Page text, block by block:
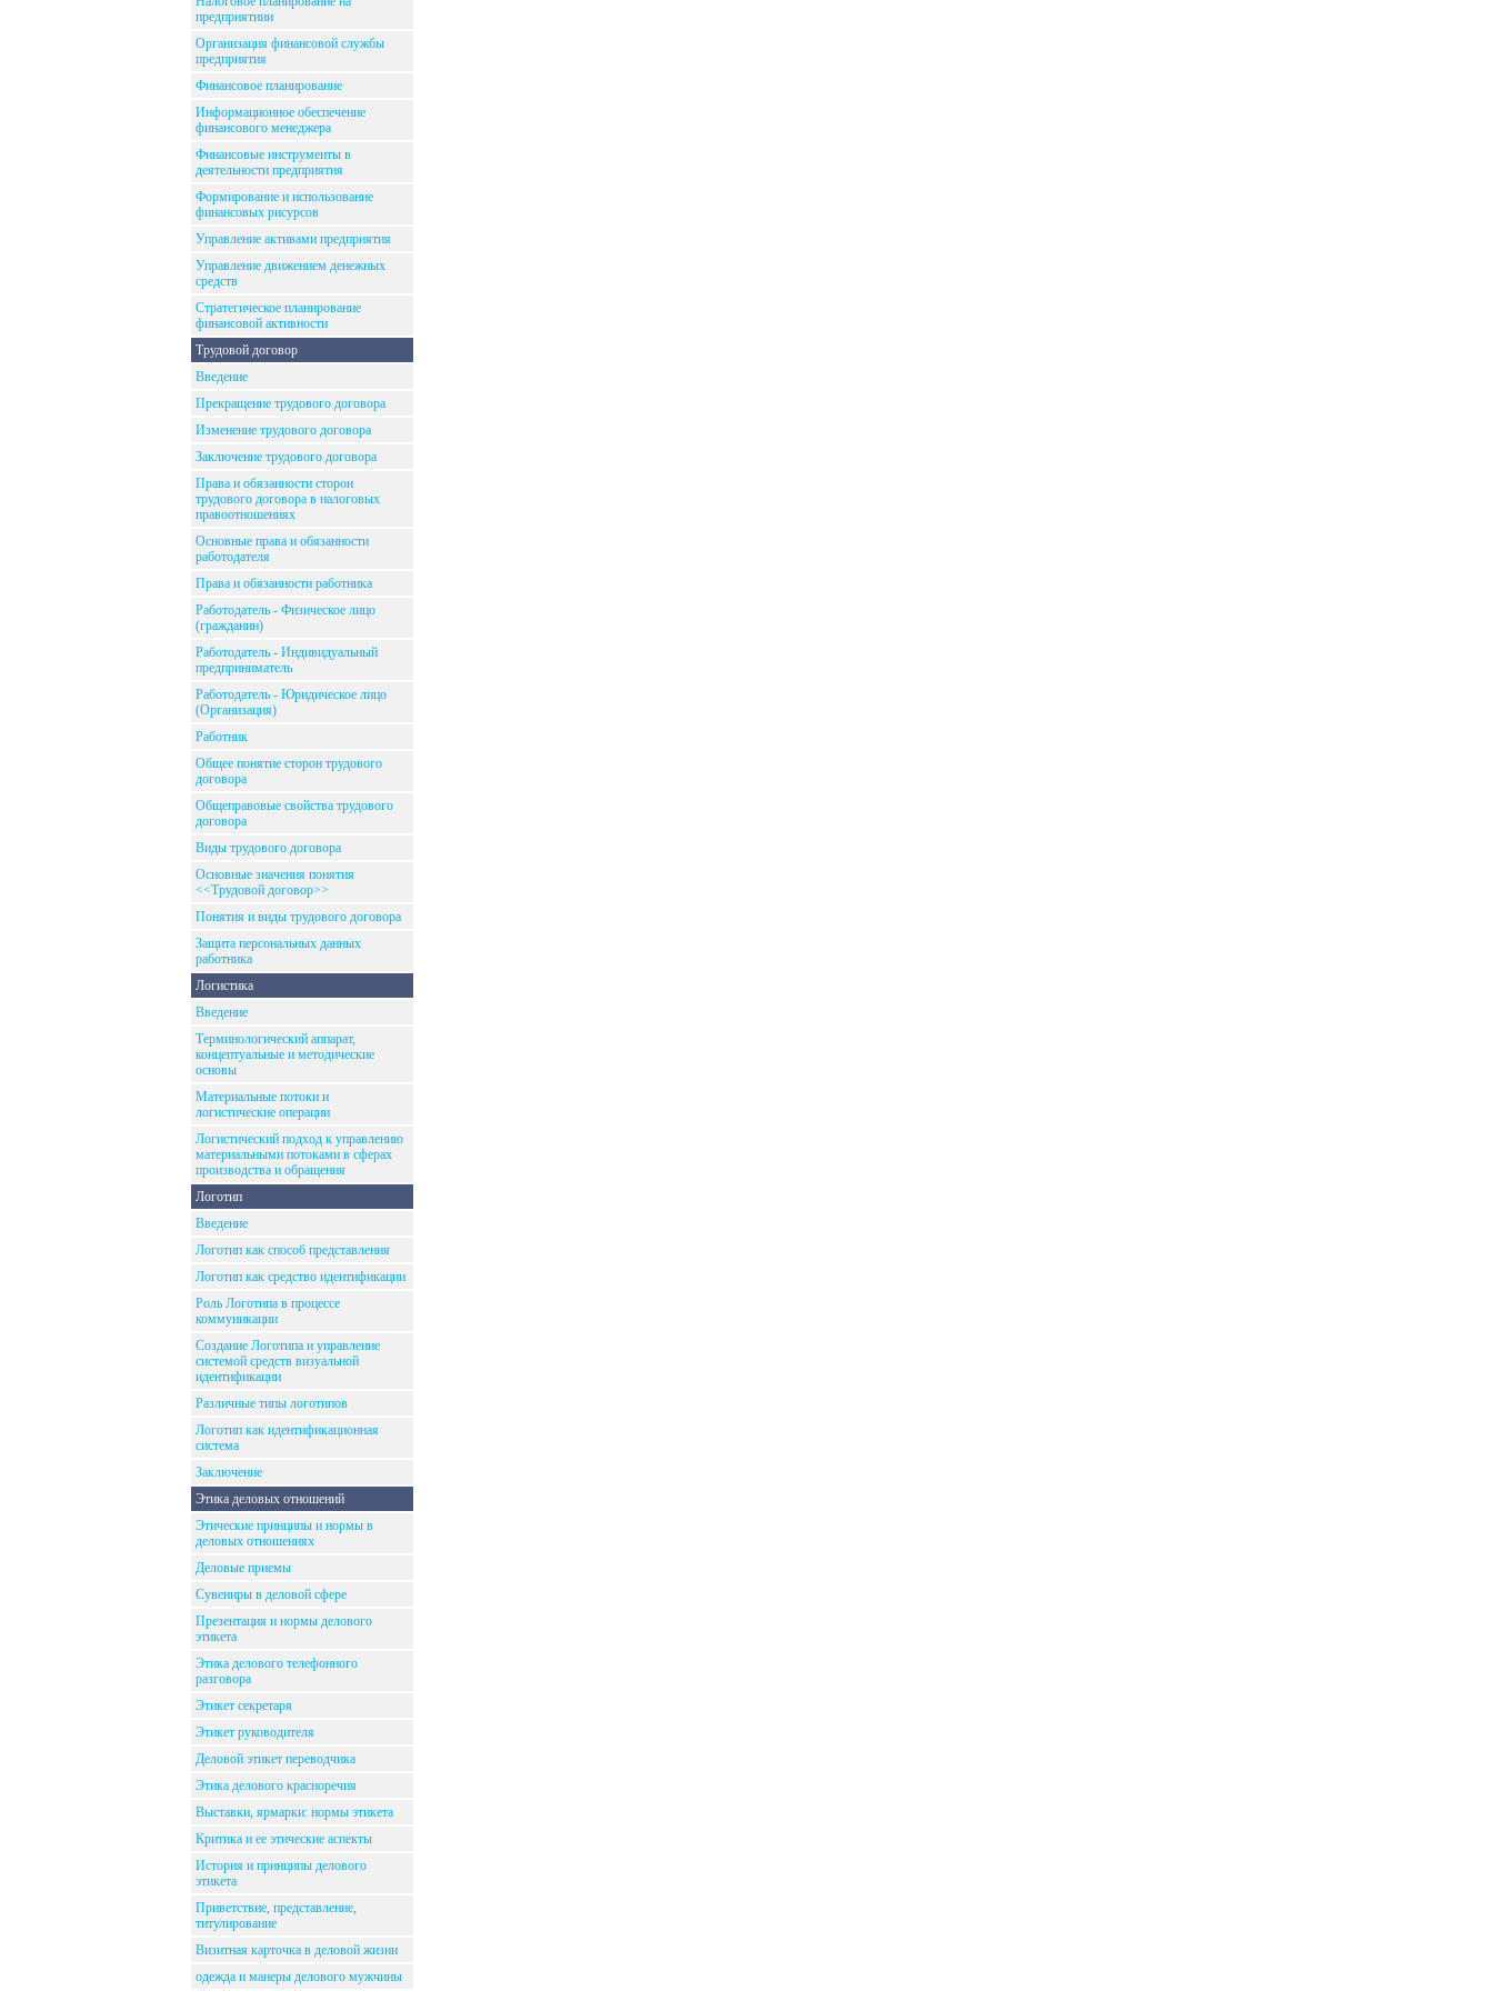
предприятиии
Организация финансовой службы
предприятия
Финансовое планирование
Информационное обеспечение
финансового менеджера
Финансовые инструменты в
деятельности предприятия
Формирование и использование
финансовых рисурсов
Управление активами предприятия
Управление движением денежных
средств
Стратегическое планирование
финансовой активности
Трудовой договор
Введение
Прекращение трудового договора
Изменение трудового договора
Заключение трудового договора
Права и обязанности сторон
трудового договора в налоговых
правоотношениях
Основные права и обязанности
работодателя
Права и обязанности работника
Работодатель - Физическое лицо
(гражданин)
Работодатель - Индивидуальный
предприниматель
Работодатель - Юридическое лицо
(Организация)
Работник
Общее понятие сторон трудового
договора
Общеправовые свойства трудового
договора
Виды трудового договора
Основные значения понятия
<<Трудовой договор>>
Понятия и виды трудового договора
Защита персональных данных
работника
Логистика
Введение
Терминологический аппарат,
концептуальные и методические
основы
Материальные потоки и
логистические операции
Логистический подход к управлению
материальными потоками в сферах
производства и обращения
Логотип
Введение
Логотип как способ представления
Логотип как средство идентификации
Роль Логотипа в процессе
коммуникации
Создание Логотипа и управление
системой средств визуальной
идентификации
Различные типы логотипов
Логотип как идентификационная
система
Заключение
Этика деловых отношений
Этические принципы и нормы в
деловых отношениях
Деловые приемы
Сувениры в деловой сфере
Презентация и нормы делового
этикета
Этика делового телефонного
разговора
Этикет секретаря
Этикет руководителя
Деловой этикет переводчика
Этика делового красноречия
Выставки, ярмарки: нормы этикета
Критика и ее этические аспекты
История и принципы делового
этикета
Приветствие, представление,
титулирование
Визитная карточка в деловой жизни
одежда и манеры делового мужчины